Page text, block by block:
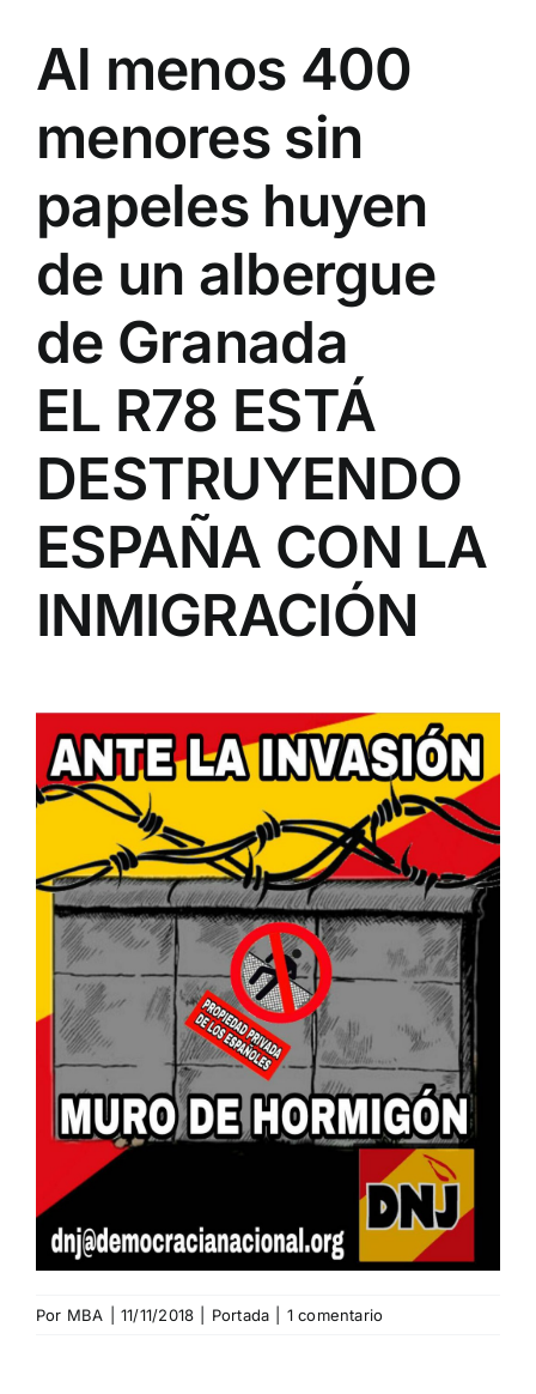
Al menos 400
menores sin
papeles huyen
de un albergue
de Granada
EL R78 ESTÁ
DESTRUYENDO
ESPAÑA CON LA
INMIGRACIÓN
Por MBA 11/11/2018 Portada 1 comentario